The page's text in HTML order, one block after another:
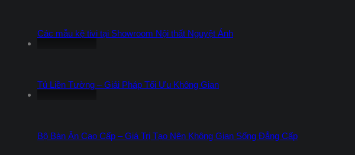
Các mẫu kệ tivi tại Showroom Nội thất Nguyệt Ánh
Tủ Liền Tường – Giải Pháp Tối Ưu Không Gian
Bộ Bàn Ăn Cao Cấp – Giá Trị Tạo Nên Không Gian Sống Đẳng Cấp